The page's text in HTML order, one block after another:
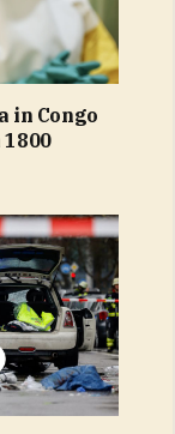
in Congo